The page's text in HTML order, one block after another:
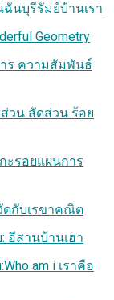
ฉันบุรีรัมย์บ้านเรา
Geometry
ร ความสัมพันธ์
วน สัดส่วน ร้อย
ะรอยแผนการ
ดกับเรขาคณิต
อีสานบ้านเฮา
am i เราคือ